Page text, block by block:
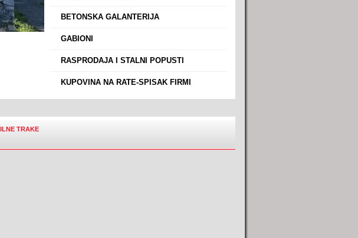
BETONSKA GALANTERIJA
GABIONI
RASPRODAJA I STALNI POPUSTI
KUPOVINA NA RATE-SPISAK FIRMI
TRAKE